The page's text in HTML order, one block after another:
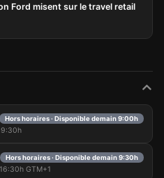
Ford misent sur le travel retail
Hors horaires · Disponible demain 9:00h
Hors horaires · Disponible demain 9:30h
GTM+1